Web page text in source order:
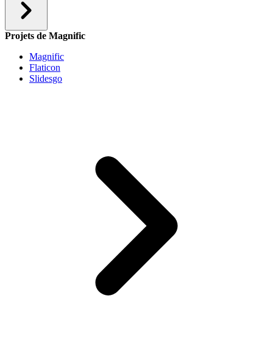
Projets de Magnific
Magnific
Flaticon
Slidesgo